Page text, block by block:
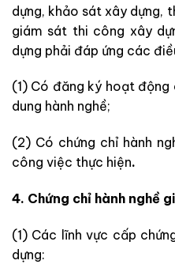
dựng, khảo sát xây dựng,
giám sát thi công xây
dựng phải đáp ứng các
(1) Có đăng ký hoạt động
dung hành nghề;
(2) Có chứng chỉ hành
công việc thực hiện.
4. Chứng chỉ hành nghề
(1) Các lĩnh vực cấp
dựng: